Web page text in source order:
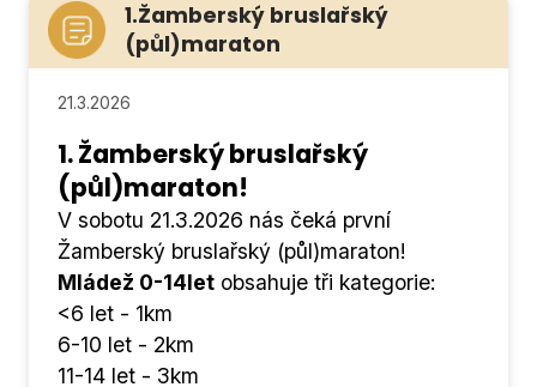
1.Žamberský bruslařský
(půl)maraton
21.3.2026
1. Žamberský bruslařský
(půl)maraton!
V sobotu 21.3.2026 nás čeká první
Žamberský bruslařský (půl)maraton!
Mládež 0-14let obsahuje tři kategorie:
<6 let - 1km
6-10 let - 2km
11-14 let - 3km